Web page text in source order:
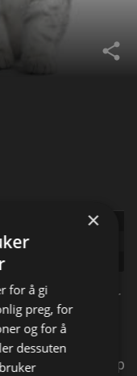
share
sinne og angriper
det neste offeret.
for å ta seg av
katt kaster opp
×
for å gi
preg, for
og for å
dessuten